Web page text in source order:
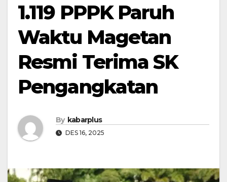
1.119 PPPK Paruh
Waktu Magetan
Resmi Terima SK
Pengangkatan
By kabarplus
DES 16, 2025